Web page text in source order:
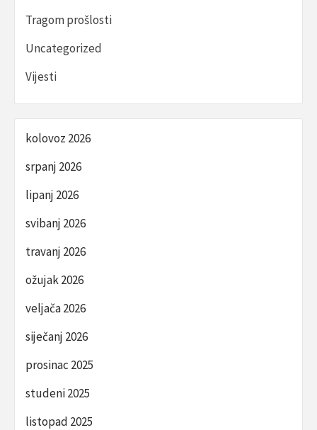
Tragom prošlosti
Uncategorized
Vijesti
kolovoz 2026
srpanj 2026
lipanj 2026
svibanj 2026
travanj 2026
ožujak 2026
veljača 2026
siječanj 2026
prosinac 2025
studeni 2025
listopad 2025